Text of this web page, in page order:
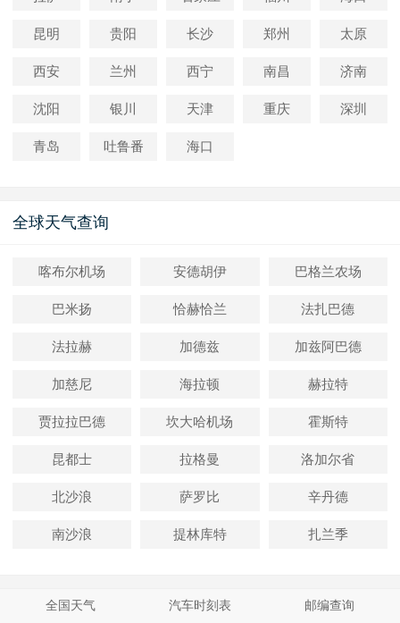
昆明 贵阳 长沙 郑州 太原
西安 兰州 西宁 南昌 济南
沈阳 银川 天津 重庆 深圳
青岛 吐鲁番 海口
全球天气查询
喀布尔机场 安德胡伊 巴格兰农场
巴米扬 恰赫恰兰 法扎巴德
法拉赫 加德兹 加兹阿巴德
加慈尼 海拉顿 赫拉特
贾拉拉巴德 坎大哈机场 霍斯特
昆都士 拉格曼 洛加尔省
北沙浪 萨罗比 辛丹德
南沙浪 提林库特 扎兰季
全国天气 汽车时刻表 邮编查询